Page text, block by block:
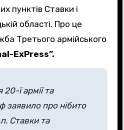
пунктів Ставки і
області. Про це
Третього армійського
ExPress”.
ї армії та
заявило про нібито
Ставки та